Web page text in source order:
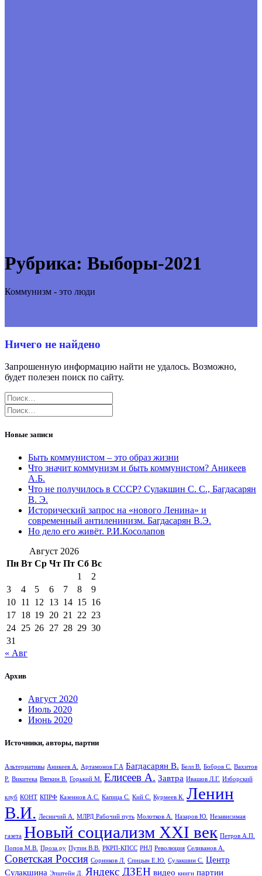
Рубрика: Выборы-2021
Коммунизм - это люди
Ничего не найдено
Запрошенную информацию найти не удалось. Возможно,
будет полезен поиск по сайту.
Найти:
Найти:
Новые записи
Быть коммунистом – это образ жизни
Что значит коммунизм и быть коммунистом? Аникеев
А.Б.
Что не получилось в СССР? Сулакшин С. С., Багдасарян
В. Э.
Исторический запрос на «нового Ленина» и
современный антиленинизм. Багдасарян В.Э.
Но дело его живёт. Р.И.Косолапов
Август 2026
Пн Вт Ср Чт Пт Сб Вс
1
2
3
4 5 6 7 8
9
10 11 12 13 14 15 16
17 18 19 20 21 22 23
24 25 26 27 28 29 30
31
« Авг
Архив
Август 2020
Июль 2020
Июнь 2020
Источники, авторы, партии
Альтернативы Аникеев А. Артамонов Г.А Багдасарян В. Белл В. Бобров С. Вахитов
Р. Викитека Вяткин В. Горький М. Елисеев А. Завтра Ивашов Л.Г. Изборский
клуб КОНТ КПРФ Казеннов А.С. Капица С. Кий С. Курмеев К. Ленин
В.И. Лесничий А. МЛРД Рабочий путь Молотков А. Назаров Ю. Независимая
газета Новый социализм XXI век Петров А.П.
Попов М.В. Проза.ру Путин В.В. РКРП-КПСС РНЛ Революция Селиванов А.
Советская Россия Сорников Л. Спицын Е.Ю. Сулакшин С. Центр
Сулакшина Эпштейн Д. Яндекс ДЗЕН видео книги партии